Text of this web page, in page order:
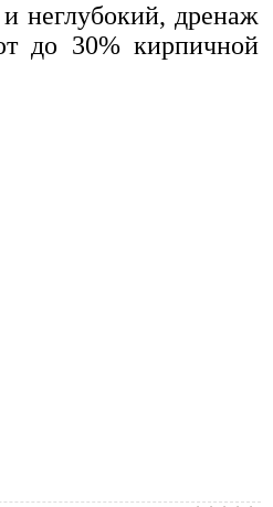
неглубокий, дренаж
до 30% кирпичной